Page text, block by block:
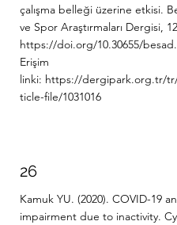
çalışma belleği üzerine etkisi.
ve Spor Araştırmaları Dergisi,
https://doi.org/10.30655/
Erişim
linki: https://dergipark.org.tr/
ticle-file/1031016
26
Kamuk YU. (2020). COVID-19
impairment due to inactivity.